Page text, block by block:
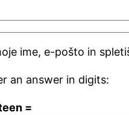
ime, e-pošto in
an answer in digits:
=